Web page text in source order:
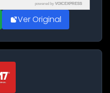
powered by VOICEXPRESS
Ver Original